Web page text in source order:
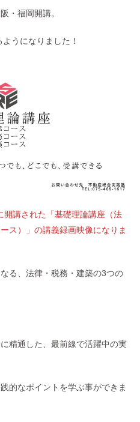
・福岡開講。
ようになりました！
講された「基礎理論講座（法
ス）」の講義録画映像になりま
る、法律・税務・建築の3つの
精通した、最前線で活躍中の実
的なポイントを学ぶ事ができま